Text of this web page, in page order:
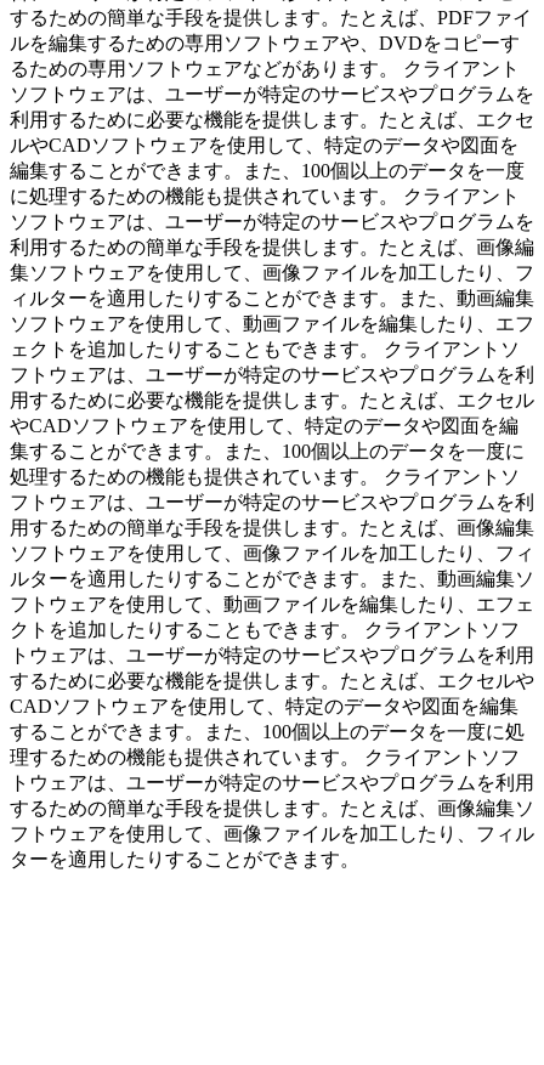
するための簡単な手段を提供します。たとえば、PDFファイ
ルを編集するための専用ソフトウェアや、DVDをコピーす
るための専用ソフトウェアなどがあります。 クライアント
ソフトウェアは、ユーザーが特定のサービスやプログラムを
利用するために必要な機能を提供します。たとえば、エクセ
ルやCADソフトウェアを使用して、特定のデータや図面を
編集することができます。また、100個以上のデータを一度
に処理するための機能も提供されています。 クライアント
ソフトウェアは、ユーザーが特定のサービスやプログラムを
利用するための簡単な手段を提供します。たとえば、画像編
集ソフトウェアを使用して、画像ファイルを加工したり、フ
ィルターを適用したりすることができます。また、動画編集
ソフトウェアを使用して、動画ファイルを編集したり、エフ
ェクトを追加したりすることもできます。 クライアントソ
フトウェアは、ユーザーが特定のサービスやプログラムを利
用するために必要な機能を提供します。たとえば、エクセル
やCADソフトウェアを使用して、特定のデータや図面を編
集することができます。また、100個以上のデータを一度に
処理するための機能も提供されています。 クライアントソ
フトウェアは、ユーザーが特定のサービスやプログラムを利
用するための簡単な手段を提供します。たとえば、画像編集
ソフトウェアを使用して、画像ファイルを加工したり、フィ
ルターを適用したりすることができます。また、動画編集ソ
フトウェアを使用して、動画ファイルを編集したり、エフェ
クトを追加したりすることもできます。 クライアントソフ
トウェアは、ユーザーが特定のサービスやプログラムを利用
するために必要な機能を提供します。たとえば、エクセルや
CADソフトウェアを使用して、特定のデータや図面を編集
することができます。また、100個以上のデータを一度に処
理するための機能も提供されています。 クライアントソフ
トウェアは、ユーザーが特定のサービスやプログラムを利用
するための簡単な手段を提供します。たとえば、画像編集ソ
フトウェアを使用して、画像ファイルを加工したり、フィル
ターを適用したりすることができます。